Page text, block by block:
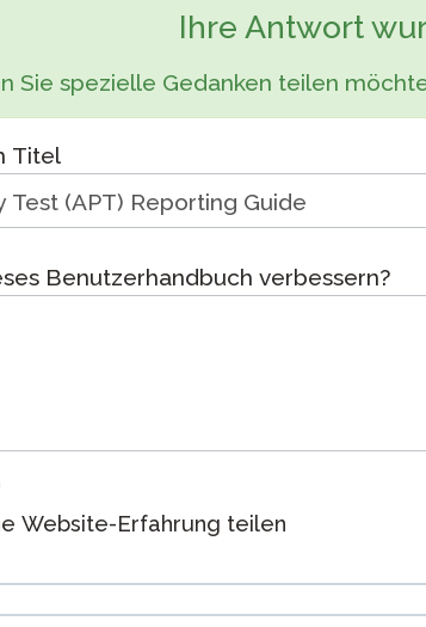
STAMP für
STAMP für
Prüfungen
Wiederholung an
Ihre Antwort
Sie spezielle Gedanken teilen
Titel
Benutzerhandbuch verbessern?
Website-Erfahrung teilen